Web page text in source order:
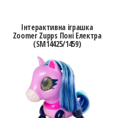
Інтерактивна іграшка
Zoomer Zupps Поні Електра
(SM14425/1459)